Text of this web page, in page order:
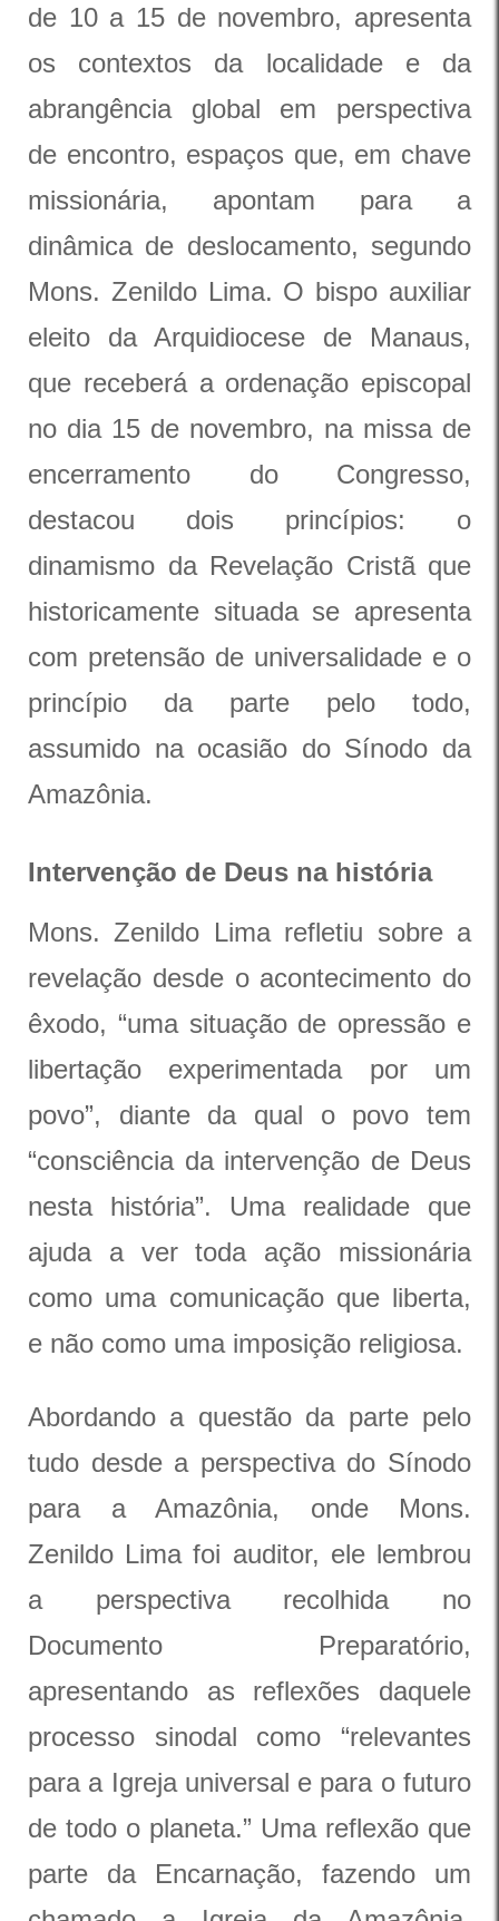
de 10 a 15 de novembro, apresenta
os contextos da localidade e da
abrangência global em perspectiva
de encontro, espaços que, em chave
missionária, apontam para a
dinâmica de deslocamento, segundo
Mons. Zenildo Lima. O bispo auxiliar
eleito da Arquidiocese de Manaus,
que receberá a ordenação episcopal
no dia 15 de novembro, na missa de
encerramento do Congresso,
destacou dois princípios: o
dinamismo da Revelação Cristã que
historicamente situada se apresenta
com pretensão de universalidade e o
princípio da parte pelo todo,
assumido na ocasião do Sínodo da
Amazônia.
Intervenção de Deus na história
Mons. Zenildo Lima refletiu sobre a
revelação desde o acontecimento do
êxodo, “uma situação de opressão e
libertação experimentada por um
povo”, diante da qual o povo tem
“consciência da intervenção de Deus
nesta história”. Uma realidade que
ajuda a ver toda ação missionária
como uma comunicação que liberta,
e não como uma imposição religiosa.
Abordando a questão da parte pelo
tudo desde a perspectiva do Sínodo
para a Amazônia, onde Mons.
Zenildo Lima foi auditor, ele lembrou
a perspectiva recolhida no
Documento Preparatório,
apresentando as reflexões daquele
processo sinodal como “relevantes
para a Igreja universal e para o futuro
de todo o planeta.” Uma reflexão que
parte da Encarnação, fazendo um